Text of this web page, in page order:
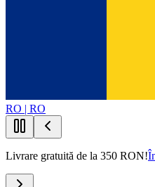
RO | RO
Livrare gratuită de la 350 RON!